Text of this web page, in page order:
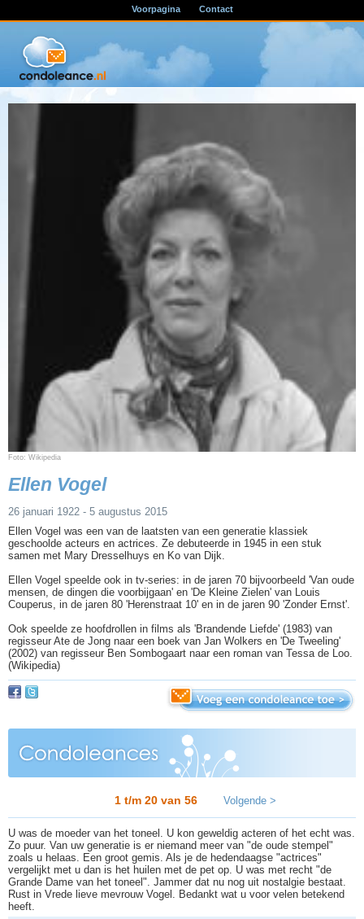
Voorpagina Contact
Foto: Wikipedia
Ellen Vogel
26 januari 1922 - 5 augustus 2015
Ellen Vogel was een van de laatsten van een generatie klassiek
geschoolde acteurs en actrices. Ze debuteerde in 1945 in een stuk
samen met Mary Dresselhuys en Ko van Dijk.
Ellen Vogel speelde ook in tv-series: in de jaren 70 bijvoorbeeld 'Van oude
mensen, de dingen die voorbijgaan' en 'De Kleine Zielen' van Louis
Couperus, in de jaren 80 'Herenstraat 10' en in de jaren 90 'Zonder Ernst'.
Ook speelde ze hoofdrollen in films als 'Brandende Liefde' (1983) van
regisseur Ate de Jong naar een boek van Jan Wolkers en 'De Tweeling'
(2002) van regisseur Ben Sombogaart naar een roman van Tessa de Loo.
(Wikipedia)
1 t/m 20 van 56 Volgende >
U was de moeder van het toneel. U kon geweldig acteren of het echt was.
Zo puur. Van uw generatie is er niemand meer van "de oude stempel"
zoals u helaas. Een groot gemis. Als je de hedendaagse "actrices"
vergelijkt met u dan is het huilen met de pet op. U was met recht "de
Grande Dame van het toneel". Jammer dat nu nog uit nostalgie bestaat.
Rust in Vrede lieve mevrouw Vogel. Bedankt wat u voor velen betekend
heeft.